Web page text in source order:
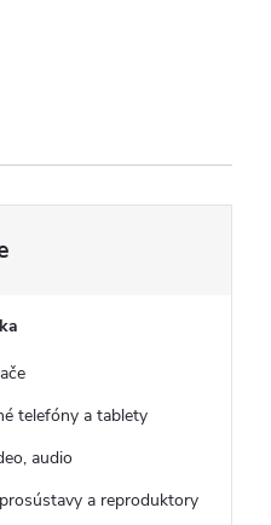
telefóny a tablety
audio
a reproduktory